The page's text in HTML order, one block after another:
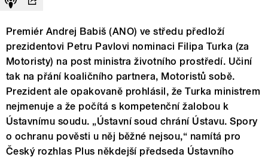
Premiér Andrej Babiš (ANO) ve středu předloží
prezidentovi Petru Pavlovi nominaci Filipa Turka (za
Motoristy) na post ministra životního prostředí. Učiní
tak na přání koaličního partnera, Motoristů sobě.
Prezident ale opakovaně prohlásil, že Turka ministrem
nejmenuje a že počítá s kompetenční žalobou k
Ústavnímu soudu. „Ústavní soud chrání Ústavu. Spory
o ochranu pověsti u něj běžné nejsou,“ namítá pro
Český rozhlas Plus někdejší předseda Ústavního